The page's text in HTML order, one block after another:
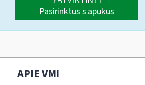
Pasirinktus slapukus
APIE VMI